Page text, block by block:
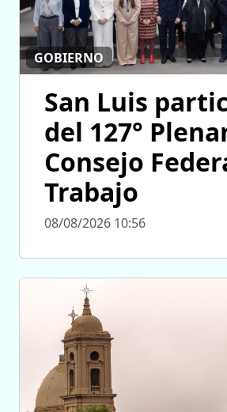
GOBIERNO
San Luis
del 127°
Consejo
Trabajo
08/08/2026 10:56